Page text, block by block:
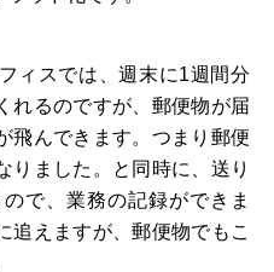
ィスでは、週末に1週間分
れるのですが、郵便物が届
飛んできます。つまり郵便
りました。と同時に、送り
で、業務の記録ができま
追えますが、郵便物でもこ